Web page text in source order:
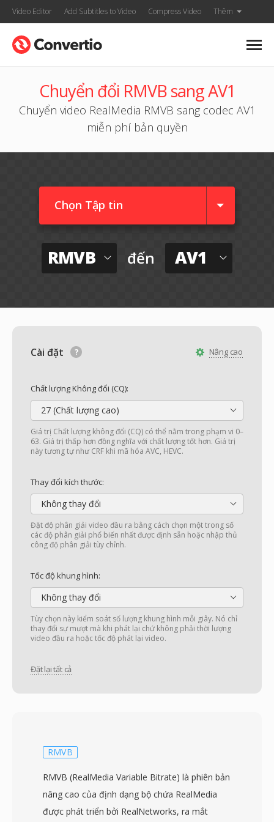
Video Editor Add Subtitles to Video Compress Video Thêm
Chuyển đổi RMVB sang AV1
Chuyển video RealMedia RMVB sang codec AV1
miễn phí bản quyền
Chọn Tập tin
RMVB đến AV1
Nâng cao
Cài đặt
Chất lượng Không đổi (CQ):
27 (Chất lượng cao)
Giá trị Chất lượng không đổi (CQ) có thể nằm trong phạm vi 0–
63. Giá trị thấp hơn đồng nghĩa với chất lượng tốt hơn. Giá trị
này tương tự như CRF khi mã hóa AVC, HEVC.
Thay đổi kích thước:
Không thay đổi
Đặt độ phân giải video đầu ra bằng cách chọn một trong số
các độ phân giải phổ biến nhất được định sẵn hoặc nhập thủ
công độ phân giải tùy chỉnh.
Tốc độ khung hình:
Không thay đổi
Tùy chọn này kiểm soát số lượng khung hình mỗi giây. Nó chỉ
thay đổi sự mượt mà khi phát lại chứ không phải thời lượng
video đầu ra hoặc tốc độ phát lại video.
Đặt lại tất cả
RMVB
RMVB (RealMedia Variable Bitrate) là phiên bản
nâng cao của định dạng bộ chứa RealMedia
được phát triển bởi RealNetworks, ra mắt